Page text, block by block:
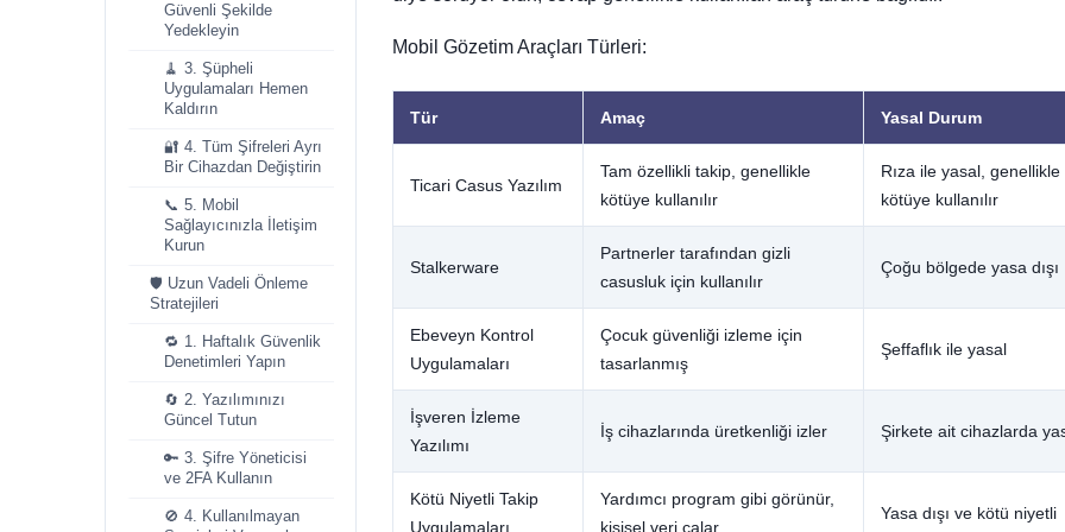
Güvenli Şekilde
Yedekleyin
🧹 3. Şüpheli
Uygulamaları Hemen
Kaldırın
🔐 4. Tüm Şifreleri Ayrı
Bir Cihazdan Değiştirin
📞 5. Mobil
Sağlayıcınızla İletişim
Kurun
🛡️ Uzun Vadeli Önleme
Stratejileri
🔁 1. Haftalık Güvenlik
Denetimleri Yapın
🔄 2. Yazılımınızı
Güncel Tutun
🔑 3. Şifre Yöneticisi
ve 2FA Kullanın
🚫 4. Kullanılmayan
Mobil Gözetim Araçları Türleri:
Tür Amaç Yasal Durum
Ticari Casus Yazılım
Tam özellikli takip, genellikle
kötüye kullanılır
Rıza ile yasal, genellikle
kötüye kullanılır
Stalkerware
Partnerler tarafından gizli
casusluk için kullanılır
Çoğu bölgede yasa dışı
Ebeveyn Kontrol
Uygulamaları
Çocuk güvenliği izleme için
tasarlanmış
Şeffaflık ile yasal
İşveren İzleme
Yazılımı
İş cihazlarında üretkenliği izler Şirkete ait cihazlarda
Kötü Niyetli Takip
Uygulamaları
Yardımcı program gibi görünür,
kişisel veri çalar
Yasa dışı ve kötü niyetli